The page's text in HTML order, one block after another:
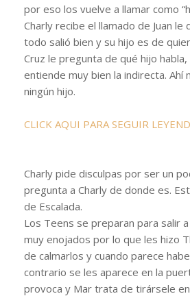
por eso los vuelve a llamar como
Charly recibe el llamado de Juan le
todo salió bien y su hijo es de
Cruz le pregunta de qué hijo
entiende muy bien la indirecta. Ahí
ningún hijo.
CLICK AQUI PARA SEGUIR
Charly pide disculpas por ser un
pregunta a Charly de donde es.
de Escalada.
Los Teens se preparan para salir
muy enojados por lo que les hizo
de calmarlos y cuando parece
contrario se les aparece en la
provoca y Mar trata de tirársele